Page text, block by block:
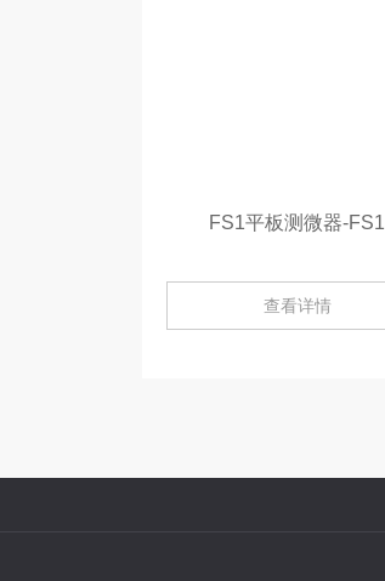
FS1平板测微器-FS1
查看详情